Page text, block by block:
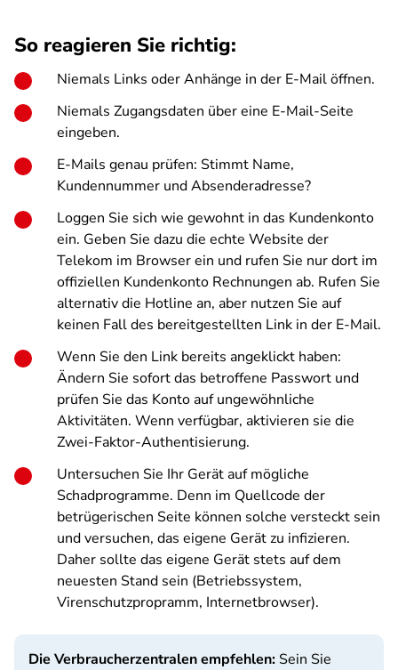
So reagieren Sie richtig:
Niemals Links oder Anhänge in der E-Mail öffnen.
Niemals Zugangsdaten über eine E-Mail-Seite
eingeben.
E-Mails genau prüfen: Stimmt Name,
Kundennummer und Absenderadresse?
Loggen Sie sich wie gewohnt in das Kundenkonto
ein. Geben Sie dazu die echte Website der
Telekom im Browser ein und rufen Sie nur dort im
offiziellen Kundenkonto Rechnungen ab. Rufen Sie
alternativ die Hotline an, aber nutzen Sie auf
keinen Fall des bereitgestellten Link in der E-Mail.
Wenn Sie den Link bereits angeklickt haben:
Ändern Sie sofort das betroffene Passwort und
prüfen Sie das Konto auf ungewöhnliche
Aktivitäten. Wenn verfügbar, aktivieren sie die
Zwei-Faktor-Authentisierung.
Untersuchen Sie Ihr Gerät auf mögliche
Schadprogramme. Denn im Quellcode der
betrügerischen Seite können solche versteckt sein
und versuchen, das eigene Gerät zu infizieren.
Daher sollte das eigene Gerät stets auf dem
neuesten Stand sein (Betriebssystem,
Virenschutzpropramm, Internetbrowser).
Die Verbraucherzentralen empfehlen: Sein Sie